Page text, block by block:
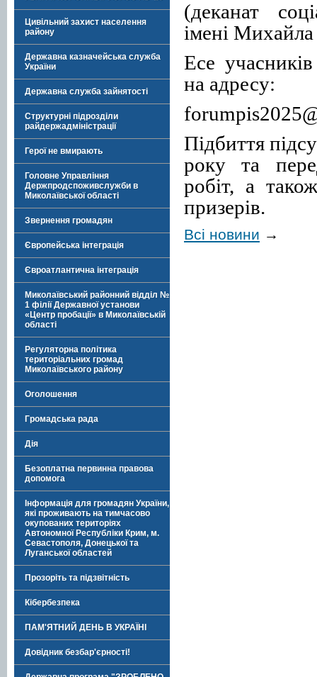
Цивільний захист населення
району
Державна казначейська служба
України
Державна служба зайнятості
Структурні підрозділи
райдержадміністрації
Герої не вмирають
Головне Управління
Держпродспоживслужби в
Миколаївської області
Звернення громадян
Європейська інтеграція
Євроатлантична інтеграція
Миколаївський районний відділ №
1 філії Державної установи
«Центр пробації» в Миколаївській
області
Регуляторна політика
територіальних громад
Миколаївського району
Оголошення
Громадська рада
Дія
Безоплатна первинна правова
допомога
Інформація для громадян України,
які проживають на тимчасово
окупованих територіях
Автономної Республіки Крим, м.
Севастополя, Донецької та
Луганської областей
Прозоріть та підзвітність
Кібербезпека
ПАМ'ЯТНИЙ ДЕНЬ В УКРАЇНІ
Довідник безбар'єрності!
(деканат
імені
Есе
на адресу:
Підбиття
року та
робіт, а
призерів.
Всі новини →